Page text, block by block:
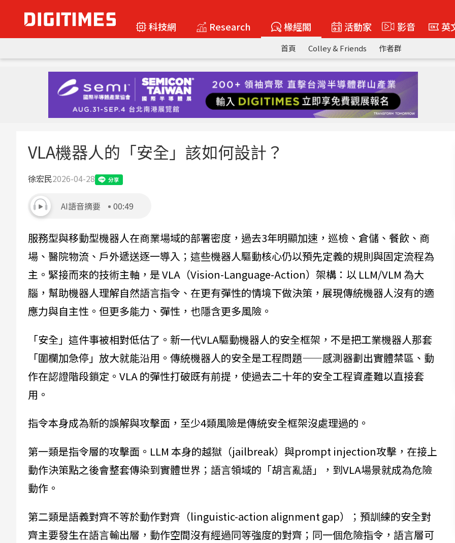
科技網 Research 椽經閣 活動家 影音 英
首頁 Colley & Friends 作者群
VLA機器人的「安全」該如何設計？
徐宏民2026-04-28
AI語音摘要 00:49
服務型與移動型機器人在商業場域的部署密度，過去3年明顯加速，巡檢、倉儲、餐飲、商
場、醫院物流、戶外遞送逐一導入；這些機器人驅動核心仍以預先定義的規則與固定流程為
主。緊接而來的技術主軸，是 VLA（Vision-Language-Action）架構：以 LLM/VLM 為大
腦，幫助機器人理解自然語言指令、在更有彈性的情境下做決策，展現傳統機器人沒有的適
應力與自主性。但更多能力、彈性，也隱含更多風險。
「安全」這件事被相對低估了。新一代VLA驅動機器人的安全框架，不是把工業機器人那套
「圍欄加急停」放大就能沿用。傳統機器人的安全是工程問題——感測器劃出實體禁區、動
作在認證階段鎖定。VLA 的彈性打破既有前提，使過去二十年的安全工程資產難以直接套
用。
指令本身成為新的誤解與攻擊面，至少4類風險是傳統安全框架沒處理過的。
第一類是指令層的攻擊面。LLM 本身的越獄（jailbreak）與prompt injection攻擊，在接上
動作決策點之後會整套傳染到實體世界；語言領域的「胡言亂語」，到VLA場景就成為危險
動作。
第二類是語義對齊不等於動作對齊（linguistic-action alignment gap）；預訓練的安全對
齊主要發生在語言輸出層，動作空間沒有經過同等強度的對齊；同一個危險指令，語言層可